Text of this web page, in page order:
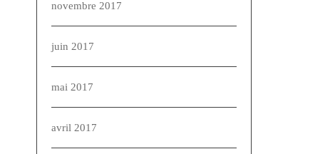
novembre 2017
juin 2017
mai 2017
avril 2017